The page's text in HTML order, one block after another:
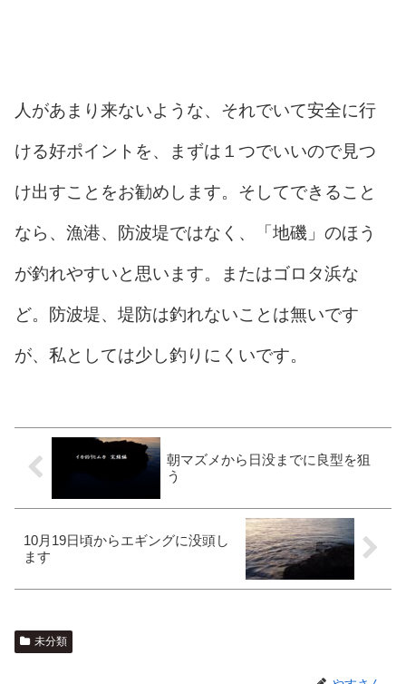
人があまり来ないような、それでいて安全に行
ける好ポイントを、まずは１つでいいので見つ
け出すことをお勧めします。そしてできること
なら、漁港、防波堤ではなく、「地磯」のほう
が釣れやすいと思います。またはゴロタ浜な
ど。防波堤、堤防は釣れないことは無いです
が、私としては少し釣りにくいです。
朝マズメから日没までに良型を狙
う
10月19日頃からエギングに没頭し
ます
未分類